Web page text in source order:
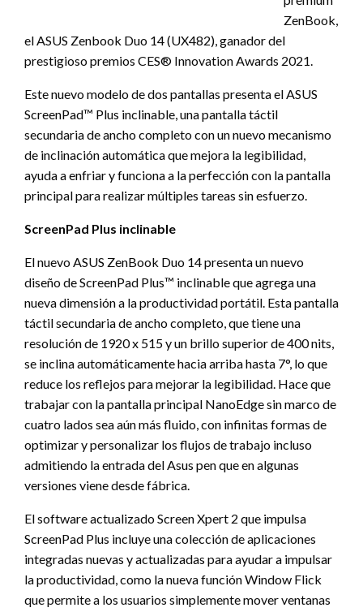
ZenBook,
el ASUS Zenbook Duo 14 (UX482), ganador del
prestigioso premios CES® Innovation Awards 2021.
Este nuevo modelo de dos pantallas presenta el ASUS
ScreenPad™ Plus inclinable, una pantalla táctil
secundaria de ancho completo con un nuevo mecanismo
de inclinación automática que mejora la legibilidad,
ayuda a enfriar y funciona a la perfección con la pantalla
principal para realizar múltiples tareas sin esfuerzo.
ScreenPad Plus inclinable
El nuevo ASUS ZenBook Duo 14 presenta un nuevo
diseño de ScreenPad Plus™ inclinable que agrega una
nueva dimensión a la productividad portátil. Esta pantalla
táctil secundaria de ancho completo, que tiene una
resolución de 1920 x 515 y un brillo superior de 400 nits,
se inclina automáticamente hacia arriba hasta 7°, lo que
reduce los reflejos para mejorar la legibilidad. Hace que
trabajar con la pantalla principal NanoEdge sin marco de
cuatro lados sea aún más fluido, con infinitas formas de
optimizar y personalizar los flujos de trabajo incluso
admitiendo la entrada del Asus pen que en algunas
versiones viene desde fábrica.
El software actualizado Screen Xpert 2 que impulsa
ScreenPad Plus incluye una colección de aplicaciones
integradas nuevas y actualizadas para ayudar a impulsar
la productividad, como la nueva función Window Flick
que permite a los usuarios simplemente mover ventanas